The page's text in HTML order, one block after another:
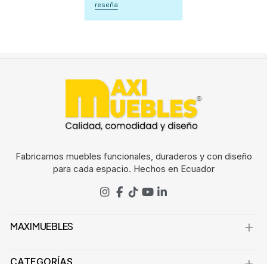
reseña
Fabricamos muebles funcionales, duraderos y con diseño
para cada espacio. Hechos en Ecuador
MAXIMUEBLES